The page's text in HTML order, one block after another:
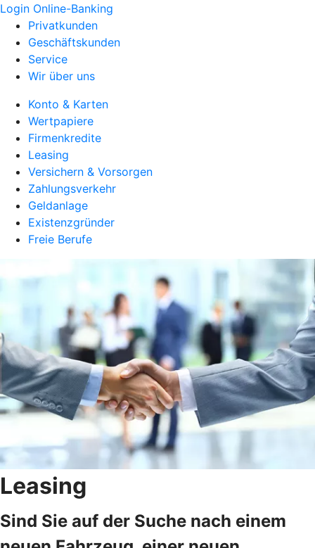
Login Online-Banking
Privatkunden
Geschäftskunden
Service
Wir über uns
Konto & Karten
Wertpapiere
Firmenkredite
Leasing
Versichern & Vorsorgen
Zahlungsverkehr
Geldanlage
Existenzgründer
Freie Berufe
Leasing
Sind Sie auf der Suche nach einem